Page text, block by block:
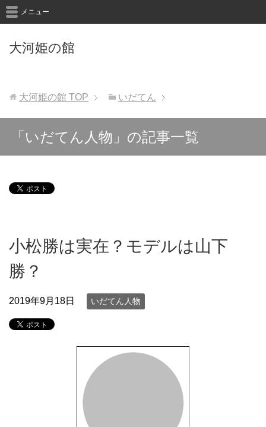
大河姫の館
メニュー
大河姫の館 TOP いだてん
「いだてん人物」の記事一覧
小松勝は実在？モデルは山下
勝？
2019年9月18日 いだてん人物